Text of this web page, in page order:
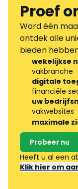
Proef
Word één
ontdek alle
bieden
wekelijkse
vakbranche
digitale
financiële
uw
vakwebsites
maximale
Probeer nu
Heeft u al een
Klik hier om